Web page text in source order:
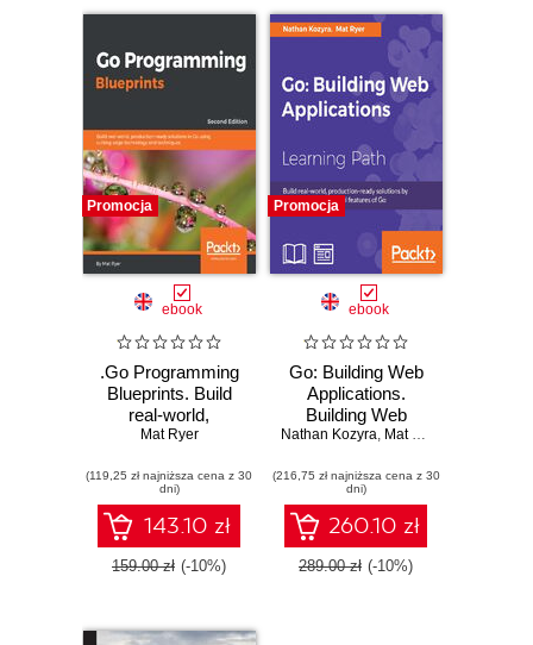
Promocja
ebook
.Go Programming
Blueprints. Build
real-world,
production-ready
using cutting-edge
technology and
techniques -
Second Edition
Mat Ryer
(119,25 zł najniższa cena z 30
dni)
143.10 zł
159.00 zł (-10%)
Promocja
ebook
Go: Building Web
Applications.
Building Web
Applications
Nathan Kozyra, Mat Ryer
(216,75 zł najniższa cena z 30
dni)
260.10 zł
289.00 zł (-10%)